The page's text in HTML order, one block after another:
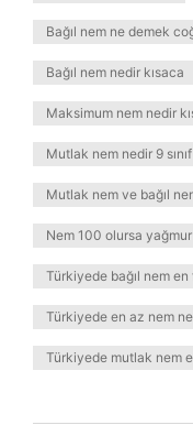
Bağıl nem ne demek
Bağıl nem nedir kısaca
Maksimum nem nedir
Mutlak nem nedir 9
Mutlak nem ve bağıl
Nem 100 olursa yağmur
Türkiyede bağıl nem
Türkiyede en az nem
Türkiyede mutlak nem